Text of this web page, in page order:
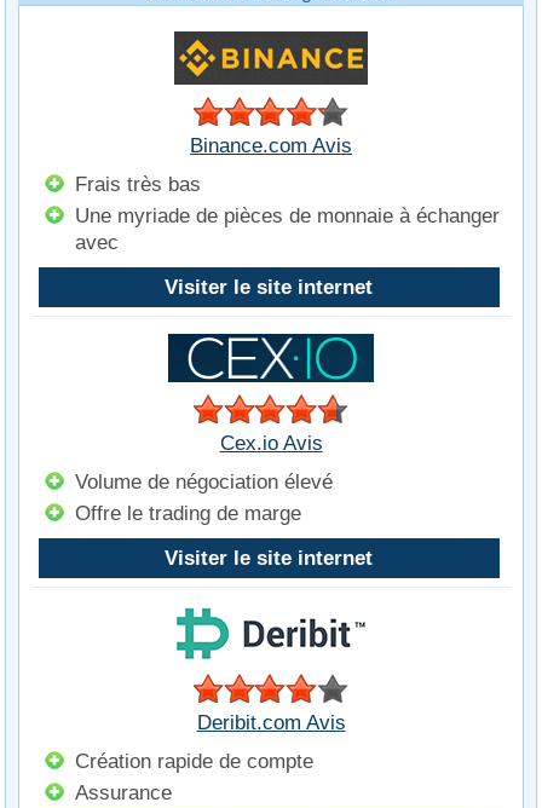
Binance.com Avis
Frais très bas
Une myriade de pièces de monnaie à échanger
avec
Visiter le site internet
Cex.io Avis
Volume de négociation élevé
Offre le trading de marge
Visiter le site internet
Deribit.com Avis
Création rapide de compte
Assurance